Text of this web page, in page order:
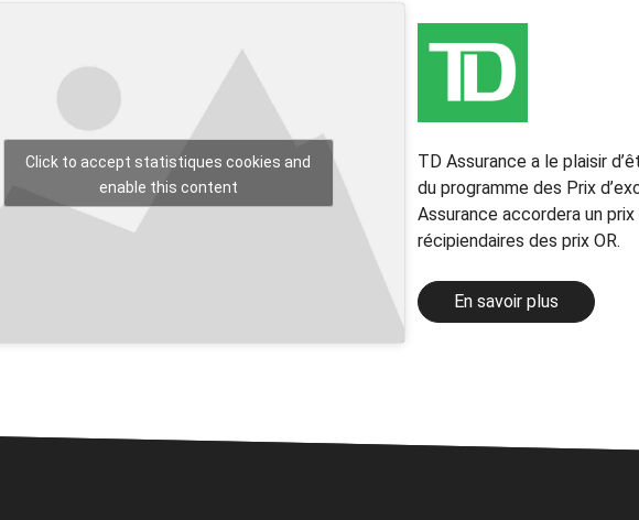
Click to accept statistiques cookies and
enable this content
TD Assurance a le plaisir
du programme des Prix
Assurance accordera un
récipiendaires des prix OR.
En savoir plus